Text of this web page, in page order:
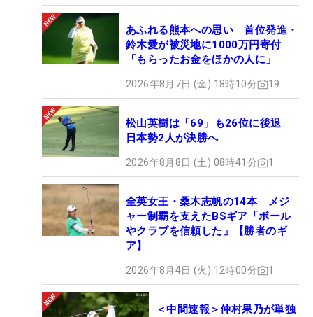
あふれる熊本への思い 首位発進・
鈴木愛が被災地に1000万円寄付
「もらったお金をほかの人に」
2026年8月7日 (金) 18時10分 19
松山英樹は「69」も26位に後退
日本勢2人が決勝へ
2026年8月8日 (土) 08時41分 1
全英女王・桑木志帆の14本 メジ
ャー制覇を支えたBSギア「ボール
やクラブを信頼した」【勝者のギ
ア】
2026年8月4日 (火) 12時00分 1
＜中間速報＞仲村果乃が単独